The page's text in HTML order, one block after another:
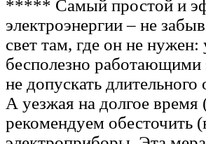
***** Самый простой и
электроэнергии – не
свет там, где он не
бесполезно
не допускать
А уезжая на долгое
рекомендуем обесточить